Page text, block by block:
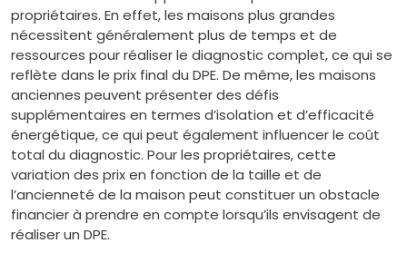
propriétaires. En effet, les maisons plus grandes
nécessitent généralement plus de temps et de
ressources pour réaliser le diagnostic complet, ce qui se
reflète dans le prix final du DPE. De même, les maisons
anciennes peuvent présenter des défis
supplémentaires en termes d’isolation et d’efficacité
énergétique, ce qui peut également influencer le coût
total du diagnostic. Pour les propriétaires, cette
variation des prix en fonction de la taille et de
l’ancienneté de la maison peut constituer un obstacle
financier à prendre en compte lorsqu’ils envisagent de
réaliser un DPE.